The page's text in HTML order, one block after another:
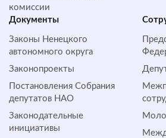
комиссии
Документы
Законы Ненецкого
автономного округа
Законопроекты
Постановления Собрания
депутатов НАО
Законодательные
инициативы